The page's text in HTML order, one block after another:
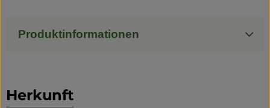
Produktinformationen
Herkunft